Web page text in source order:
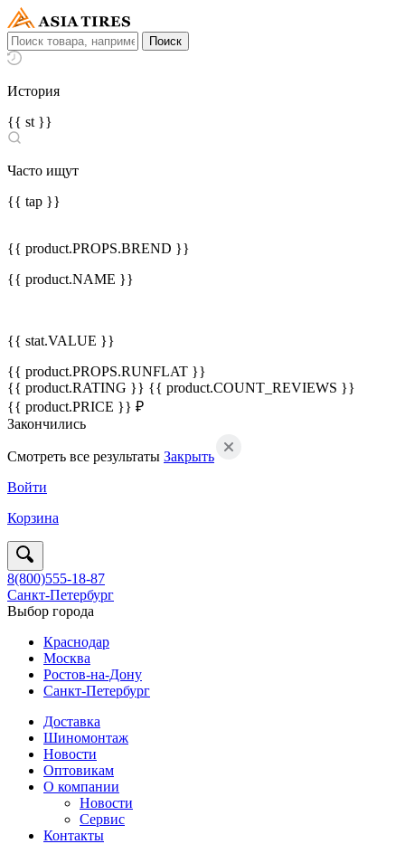
История
{{ st }}
Часто ищут
{{ tap }}
{{ product.PROPS.BREND }}
{{ product.NAME }}
{{ stat.VALUE }}
{{ product.PROPS.RUNFLAT }}
{{ product.RATING }} {{ product.COUNT_REVIEWS }}
{{ product.PRICE }} ₽
Закончились
Смотреть все результаты Закрыть
Войти
Корзина
8(800)555-18-87
Санкт-Петербург
Выбор города
Краснодар
Москва
Ростов-на-Дону
Санкт-Петербург
Доставка
Шиномонтаж
Новости
Оптовикам
О компании
Новости
Сервис
Контакты